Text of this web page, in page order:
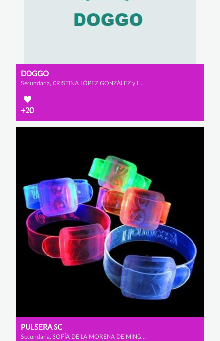
DOGGO
Secundaria, CRISTINA LÓPEZ GONZÁLEZ y LUCIANA SACO DÍAZ
+20
PULSERA SC
Secundaria, SOFÍA DE LA MORENA DE MINGO y CAROLINA CID PÉREZ